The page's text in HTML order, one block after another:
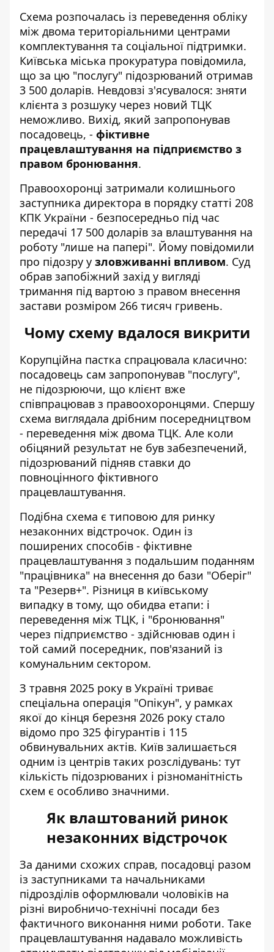
Схема розпочалась із переведення обліку
між двома територіальними центрами
комплектування та соціальної підтримки.
Київська міська прокуратура повідомила,
що за цю "послугу" підозрюваний отримав
3 500 доларів. Невдовзі з'ясувалося: зняти
клієнта з розшуку через новий ТЦК
неможливо. Вихід, який запропонував
посадовець, - фіктивне
працевлаштування на підприємство з
правом бронювання.
Правоохоронці затримали колишнього
заступника директора в порядку статті 208
КПК України - безпосередньо під час
передачі 17 500 доларів за влаштування на
роботу "лише на папері". Йому повідомили
про підозру у зловживанні впливом. Суд
обрав запобіжний захід у вигляді
тримання під вартою з правом внесення
застави розміром 266 тисяч гривень.
Чому схему вдалося викрити
Корупційна пастка спрацювала класично:
посадовець сам запропонував "послугу",
не підозрюючи, що клієнт вже
співпрацював з правоохоронцями. Спершу
схема виглядала дрібним посередництвом
- переведення між двома ТЦК. Але коли
обіцяний результат не був забезпечений,
підозрюваний підняв ставки до
повноцінного фіктивного
працевлаштування.
Подібна схема є типовою для ринку
незаконних відстрочок. Один із
поширених способів - фіктивне
працевлаштування з подальшим поданням
"працівника" на внесення до бази "Оберіг"
та "Резерв+". Різниця в київському
випадку в тому, що обидва етапи: і
переведення між ТЦК, і "бронювання"
через підприємство - здійснював один і
той самий посередник, пов'язаний із
комунальним сектором.
З травня 2025 року в Україні триває
спеціальна операція "Опікун", у рамках
якої до кінця березня 2026 року стало
відомо про 325 фігурантів і 115
обвинувальних актів. Київ залишається
одним із центрів таких розслідувань: тут
кількість підозрюваних і різноманітність
схем є особливо значними.
Як влаштований ринок
незаконних відстрочок
За даними схожих справ, посадовці разом
із заступниками та начальниками
підрозділів оформлювали чоловіків на
різні виробничо-технічні посади без
фактичного виконання ними роботи. Таке
працевлаштування надавало можливість